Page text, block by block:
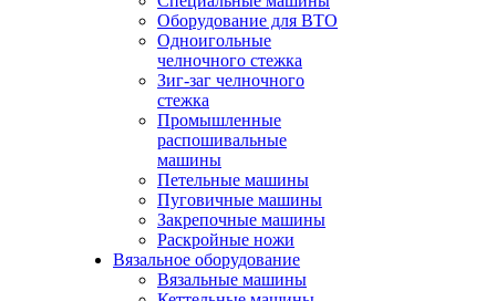
Оборудование для ВТО
Одноигольные
челночного стежка
Зиг-заг челночного
стежка
Промышленные
распошивальные
машины
Петельные машины
Пуговичные машины
Закрепочные машины
Раскройные ножи
Вязальное оборудование
Вязальные машины